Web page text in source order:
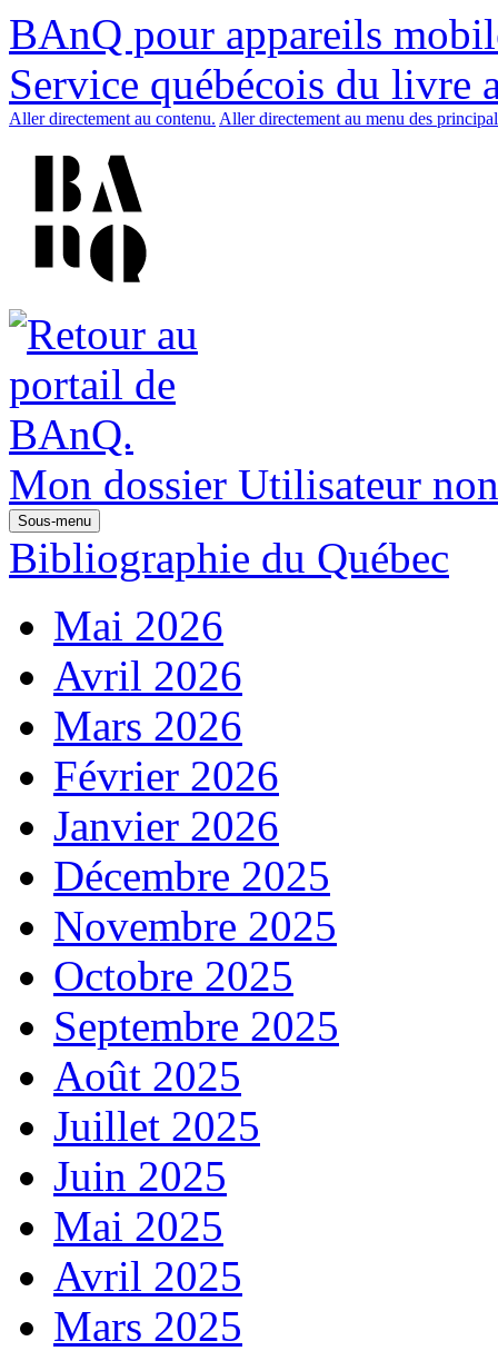
BAnQ pour appareils
Service québécois du livre
Aller directement au contenu. Aller directement au menu des
Mon dossier Utilisateur
Sous-menu
Bibliographie du Québec
Mai 2026
Avril 2026
Mars 2026
Février 2026
Janvier 2026
Décembre 2025
Novembre 2025
Octobre 2025
Septembre 2025
Août 2025
Juillet 2025
Juin 2025
Mai 2025
Avril 2025
Mars 2025